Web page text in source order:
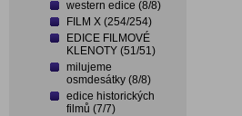
western edice (8/8)
FILM X (254/254)
EDICE FILMOVÉ
KLENOTY (51/51)
milujeme
osmdesátky (8/8)
edice historických
filmů (7/7)